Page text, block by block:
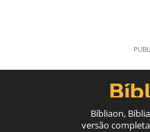
Bíbliaon,
versão